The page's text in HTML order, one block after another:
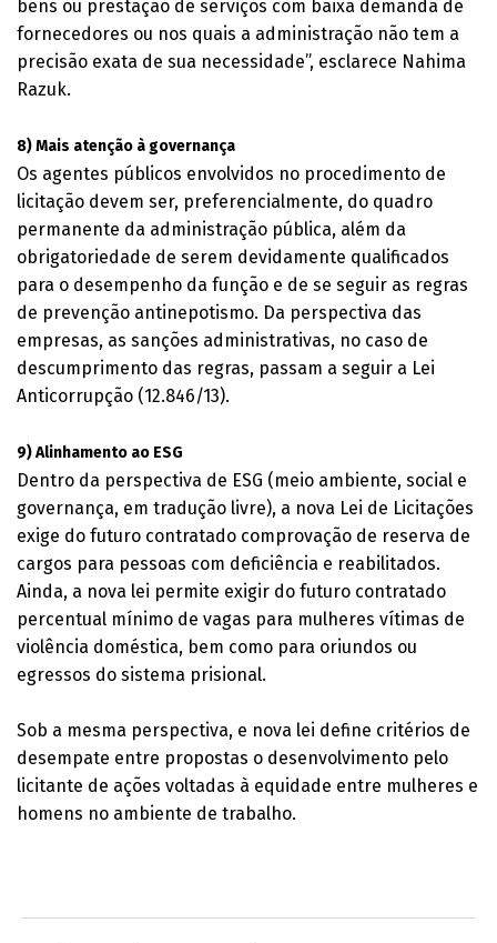
bens ou prestação de serviços com baixa demanda de
fornecedores ou nos quais a administração não tem a
precisão exata de sua necessidade”, esclarece Nahima
Razuk.
8) Mais atenção à governança
Os agentes públicos envolvidos no procedimento de
licitação devem ser, preferencialmente, do quadro
permanente da administração pública, além da
obrigatoriedade de serem devidamente qualificados
para o desempenho da função e de se seguir as regras
de prevenção antinepotismo. Da perspectiva das
empresas, as sanções administrativas, no caso de
descumprimento das regras, passam a seguir a Lei
Anticorrupção (12.846/13).
9) Alinhamento ao ESG
Dentro da perspectiva de ESG (meio ambiente, social e
governança, em tradução livre), a nova Lei de Licitações
exige do futuro contratado comprovação de reserva de
cargos para pessoas com deficiência e reabilitados.
Ainda, a nova lei permite exigir do futuro contratado
percentual mínimo de vagas para mulheres vítimas de
violência doméstica, bem como para oriundos ou
egressos do sistema prisional.
Sob a mesma perspectiva, e nova lei define critérios de
desempate entre propostas o desenvolvimento pelo
licitante de ações voltadas à equidade entre mulheres e
homens no ambiente de trabalho.